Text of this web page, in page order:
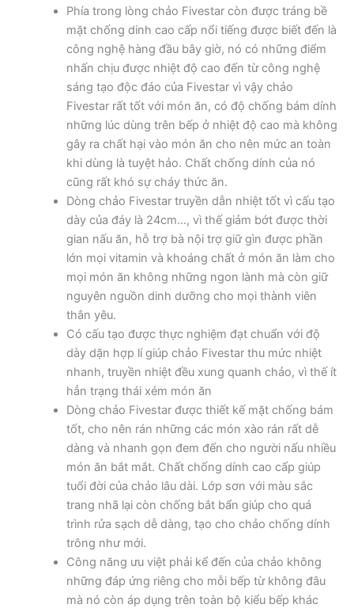
Phía trong lòng chảo Fivestar còn được tráng bề
mặt chống dinh cao cấp nổi tiếng được biết đến là
công nghệ hàng đầu bây giờ, nó có những điểm
nhấn chịu được nhiệt độ cao đến từ công nghệ
sáng tạo độc đáo của Fivestar vì vậy chảo
Fivestar rất tốt với món ăn, có độ chống bám dính
những lúc dùng trên bếp ở nhiệt độ cao mà không
gây ra chất hại vào món ăn cho nên mức an toàn
khi dùng là tuyệt hảo. Chất chống dính của nó
cũng rất khó sự cháy thức ăn.
Dòng chảo Fivestar truyền dẫn nhiệt tốt vì cấu tạo
dày của đáy là 24cm…, vì thế giảm bớt được thời
gian nấu ăn, hỗ trợ bà nội trợ giữ gìn được phần
lớn mọi vitamin và khoáng chất ở món ăn làm cho
mọi món ăn không những ngon lành mà còn giữ
nguyên nguồn dinh dưỡng cho mọi thành viên
thân yêu.
Có cấu tạo được thực nghiệm đạt chuẩn với độ
dày dặn hợp lí giúp chảo Fivestar thu mức nhiệt
nhanh, truyền nhiệt đều xung quanh chảo, vì thế ít
hẳn trạng thái xém món ăn
Dòng chảo Fivestar được thiết kế mặt chống bám
tốt, cho nên rán những các món xào rán rất dễ
dàng và nhanh gọn đem đến cho người nấu nhiều
món ăn bắt mắt. Chất chống dính cao cấp giúp
tuổi đời của chảo lâu dài. Lớp sơn với màu sắc
trang nhã lại còn chống bắt bẩn giúp cho quá
trình rửa sạch dễ dàng, tạo cho chảo chống dính
trông như mới.
Công năng ưu việt phải kể đến của chảo không
những đáp ứng riêng cho mỗi bếp từ không đâu
mà nó còn áp dụng trên toàn bộ kiểu bếp khác